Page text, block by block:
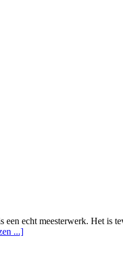
echt meesterwerk. Het is
...]